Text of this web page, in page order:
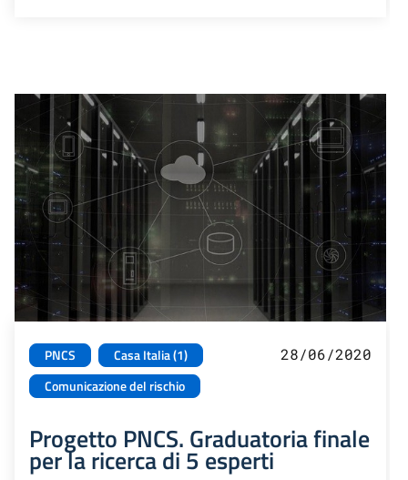
PNCS
Casa Italia (1)
Comunicazione del rischio
28/06/2020
Progetto PNCS. Graduatoria finale
per la ricerca di 5 esperti